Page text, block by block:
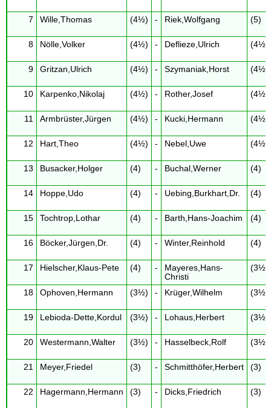
7 Wille,Thomas (4½) - Riek,Wolfgang (5)
8 Nölle,Volker (4½) - Deflieze,Ulrich (4½)
9 Gritzan,Ulrich (4½) - Szymaniak,Horst (4½)
10 Karpenko,Nikolaj (4½) - Rother,Josef (4½)
11 Armbrüster,Jürgen (4½) - Kucki,Hermann (4½)
12 Hart,Theo (4½) - Nebel,Uwe (4½)
13 Busacker,Holger (4) - Buchal,Werner (4)
14 Hoppe,Udo (4) - Uebing,Burkhart,Dr. (4)
15 Tochtrop,Lothar (4) - Barth,Hans-Joachim (4)
16 Böcker,Jürgen,Dr. (4) - Winter,Reinhold (4)
17 Hielscher,Klaus-Pete (4) -
Mayeres,Hans-
Christi
(3½)
18 Ophoven,Hermann (3½) - Krüger,Wilhelm (3½)
19 Lebioda-Dette,Kordul (3½) - Lohaus,Herbert (3½)
20 Westermann,Walter (3½) - Hasselbeck,Rolf (3½)
21 Meyer,Friedel (3) - Schmitthöfer,Herbert (3)
22 Hagermann,Hermann (3) - Dicks,Friedrich (3)